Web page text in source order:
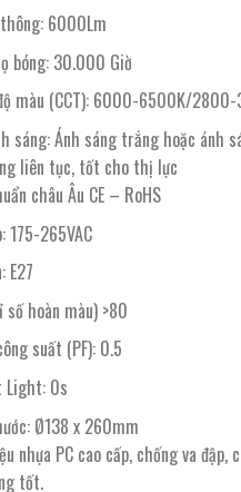
6000Lm
bóng: 30.000 Giờ
màu (CCT): 6000-6500K/
sáng: Ánh sáng trắng hoặc ánh
liên tục, tốt cho thị lực
châu Âu CE – RoHS
175-265VAC
E27
số hoàn màu) >80
suất (PF): 0.5
Light: 0s
Ø138 x 260mm
nhựa PC cao cấp, chống va
tốt.